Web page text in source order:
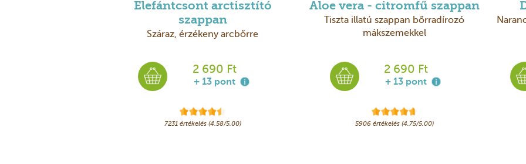
Elefántcsont arctisztító
szappan
Száraz, érzékeny arcbőrre
2 690 Ft
+ 13 pont
7231 értékelés (4.58/5.00)
Aloe vera - citromfű szappan
Tiszta illatú szappan bőrradírozó
mákszemekkel
2 690 Ft
+ 13 pont
5906 értékelés (4.75/5.00)